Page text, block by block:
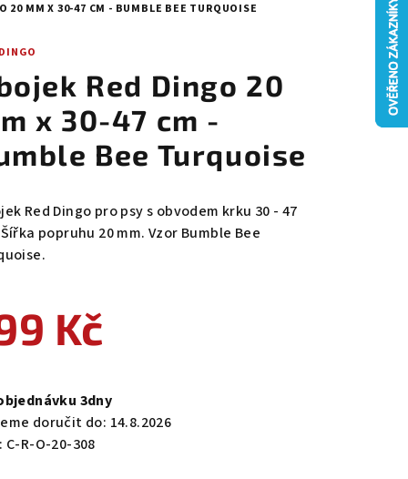
20 MM X 30-47 CM - BUMBLE BEE TURQUOISE
Red Dingo 20
x 30-47 cm -
Bee Turquoise
Red Dingo pro psy s obvodem krku 30 - 47
popruhu 20 mm. Vzor Bumble Bee
Kč
3dny
doručit do: 14.8.2026
C-R-O-20-308